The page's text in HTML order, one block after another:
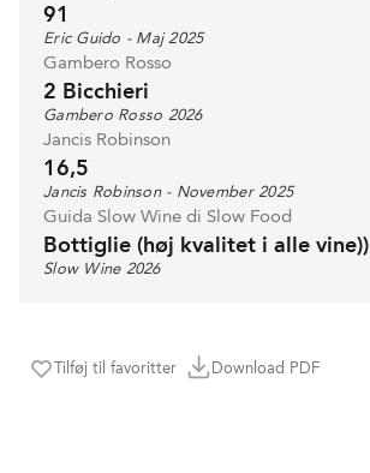
Tilføj til favoritter Download PDF
91
Eric Guido - Maj 2025
Gambero Rosso
2 Bicchieri
Gambero Rosso 2026
Jancis Robinson
16,5
Jancis Robinson - November 2025
Guida Slow Wine di Slow Food
Bottiglie (høj kvalitet i alle vine))
Slow Wine 2026